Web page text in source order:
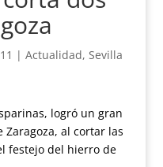
| Actualidad, Sevilla
logró un gran
al cortar las
festejo del hierro de